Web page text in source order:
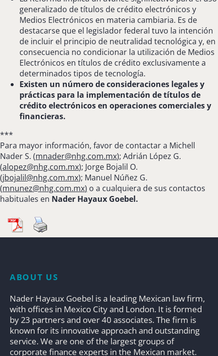
generalizado de títulos de crédito electrónicos y
Medios Electrónicos en materia cambiaria. Es de
destacarse que el legislador federal tuvo la intención
de incluir el principio de neutralidad tecnológica y, en
consecuencia no condicionar la utilización de Medios
Electrónicos en títulos de crédito exclusivamente a
determinados tipos de tecnología.
Existen un número de consideraciones legales y
prácticas para la implementación de títulos de
crédito electrónicos en operaciones comerciales y
financieras.
***
Para mayor información, favor de contactar a Michell
Nader S. (mnader@nhg.com.mx); Adrián López G.
(alopez@nhg.com.mx); Jorge Bojalil O.
(jbojalil@nhg.com.mx); Manuel Núñez G.
(mnunez@nhg.com.mx) o a cualquiera de sus contactos
habituales en Nader Hayaux Goebel.
ABOUT US
Nader Hayaux Goebel is a leading Mexican law firm,
with offices in Mexico City and London. It is formed
by 23 partners and over 40 associates. The firm is
known for its innovative approach and outstanding
service. We are one of the largest groups of
corporate finance experts in the Mexican market.